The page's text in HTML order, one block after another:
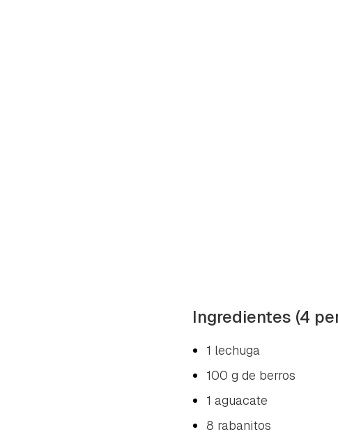
Ingredientes (4
1 lechuga
100 g de berros
1 aguacate
8 rabanitos